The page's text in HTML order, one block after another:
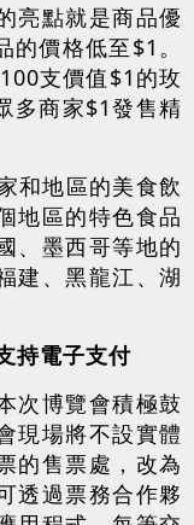
亮點就是商品優
價格低至$1。
支價值$1的玫
多商家$1發售精
和地區的美食飲
地區的特色食品
、墨西哥等地的
建、黑龍江、湖
持電子支付
次博覽會積極鼓
現場將不設實體
的售票處，改為
透過票務合作夥